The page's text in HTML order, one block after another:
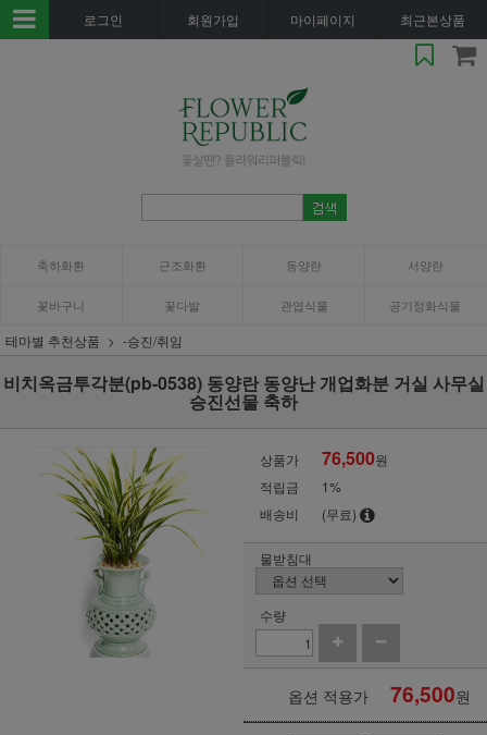
로그인 회원가입 마이페이지 최근본상품
축하화환 근조화환 동양란 서양란
꽃바구니 꽃다발 관엽식물 공기정화식물
테마별 추천상품 -승진/취임
비치옥금투각분(pb-0538) 동양란 동양난 개업화분 거실 사무실
승진선물 축하
상품가 76,500원
적립금
1%
배송비
(무료)
물받침대
수량
옵션 적용가 76,500원